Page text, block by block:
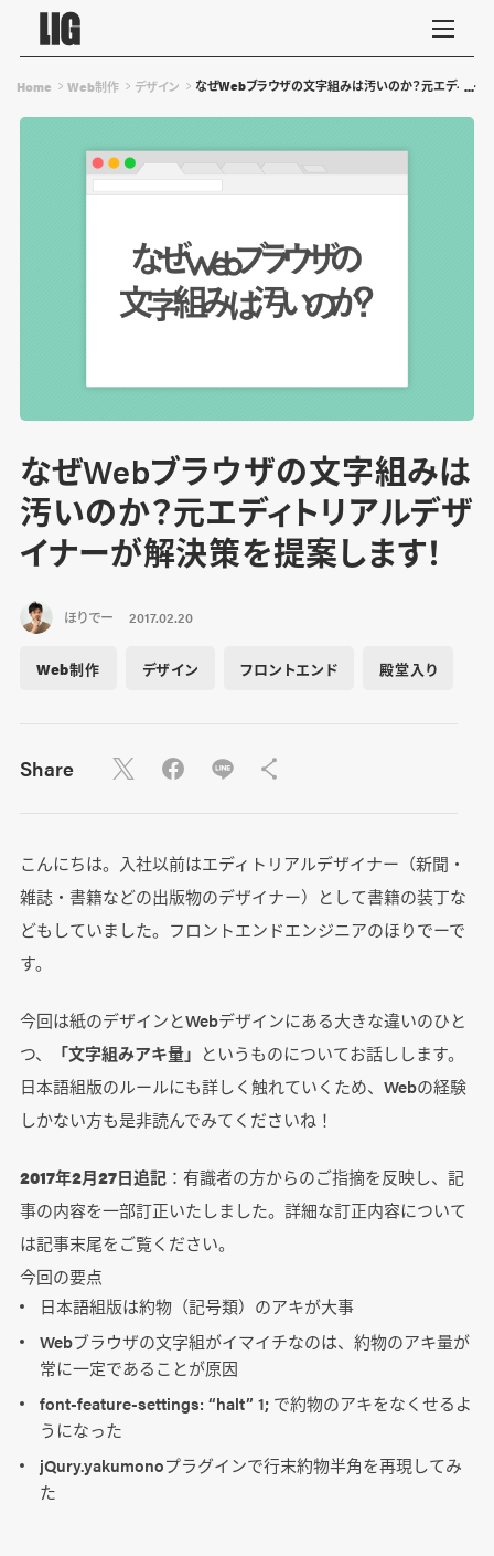
Home Web制作 デザイン なぜWebブラウザの文字組みは汚いのか？元エディトリ
なぜWebブラウザの文字組みは
汚いのか？元エディトリアルデザ
イナーが解決策を提案します！
ほりでー 2017.02.20
Web制作 デザイン フロントエンド 殿堂入り
Share
こんにちは。入社以前はエディトリアルデザイナー（新聞・
雑誌・書籍などの出版物のデザイナー）として書籍の装丁な
どもしていました。フロントエンドエンジニアのほりでーで
す。
今回は紙のデザインとWebデザインにある大きな違いのひと
つ、
「文字組みアキ量」 というものについてお話しします。
日本語組版のルールにも詳しく触れていくため、Webの経験
しかない方も是非読んでみてくださいね！
2017年2月27日追記：有識者の方からのご指摘を反映し、記
事の内容を一部訂正いたしました。詳細な訂正内容について
は記事末尾をご覧ください。
今回の要点
日本語組版は約物（記号類）のアキが大事
Webブラウザの文字組がイマイチなのは、約物のアキ量が
常に一定であることが原因
font-feature-settings: “halt” 1; で約物のアキをなくせるよ
うになった
jQury.yakumonoプラグインで行末約物半角を再現してみ
た